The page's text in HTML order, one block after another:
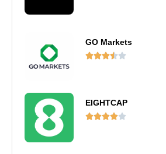
GO Markets

EIGHTCAP
